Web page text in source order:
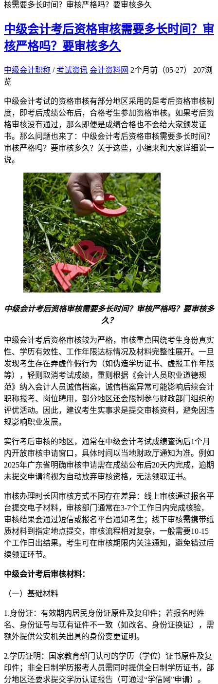
核需要多长时间？审核严格吗？要审核多久
中级会计考后资格审核需要多长时间？审
核严格吗？要审核多久
中级会计职称 /考试资讯 会计资料网 2个月前（05-27）
207浏
览
中级会计考试的资格审核有部分地区采用的是考后资格审核制
度，即考后成绩公布后，合格考生参加资格审核。如果考后资
格审核没有通过，那么即便是成绩合格也不会给大家颁发证
书。那么问题也来了：中级会计考后资格审核需要多长时间？
审核严格吗？要审核多久？关于这些，小编来和大家详细说一
说。
中级会计考后资格审核需要多长时间？审核严格吗？要审核多
久？
中级会计考后资格审核较为严格，审核重点围绕考生身份真实
性、学历有效性、工作年限达标情况及材料完整性展开。一旦
发现考生存在弄虚作假行为（如伪造学历证书、虚报工作年限
等），轻则取消考试成绩，重则根据《会计人员职业道德规
范》纳入会计人员诚信档案。诚信档案异常可能影响后续会计
职称报考、岗位聘用，部分地区还会限制参与财政部门组织的
评优活动。因此，建议考生实事求是提交审核资料，避免因违
规影响职业发展。
实行考后审核的地区，通常在中级会计考试成绩查询后1个月
内开放审核申请窗口，具体时间以当地财政厅通知为准。例如
2025年广东省明确审核申请需在成绩公布后20天内完成，逾期
未提交申请将视为自动放弃审核资格，无法领取证书。
审核办理时长因审核方式不同存在差异：线上审核通过报名平
台提交电子材料，审核部门通常在3-7个工作日内完成核验，
审核结果会通过短信或报名平台通知考生；线下审核需携带纸
质材料到指定地点提交，审核流程相对复杂，一般需要10-15
个工作日出结果。考生可在审核期限内关注通知，避免错过后
续领证环节。
中级会计考后审核材料：
（一）基础材料
1.身份证：有效期内居民身份证原件及复印件；若报名时姓
名、身份证号与现有证件不一致（如改名、身份证换证），需
额外提供公安机关出具的身份变更证明。
2.学历证明：国家教育部门认可的学历（学位）证书原件及复
印件；非全日制学历报考人员需同时提供全日制学历证书，部
分地区还要求提交学历认证报告（可通过“学信网”申请）。